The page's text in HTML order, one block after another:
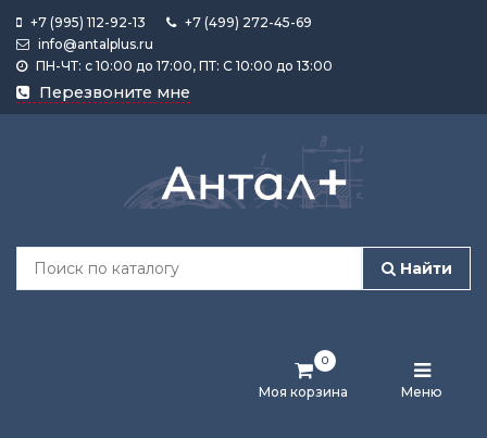
+7 (995) 112-92-13
+7 (499) 272-45-69
info@antalplus.ru
ПН-ЧТ: с 10:00 до 17:00, ПТ: С 10:00 до 13:00
Перезвоните мне
Найти
Моя корзина
0
Меню
Каталог
продукции
Лента